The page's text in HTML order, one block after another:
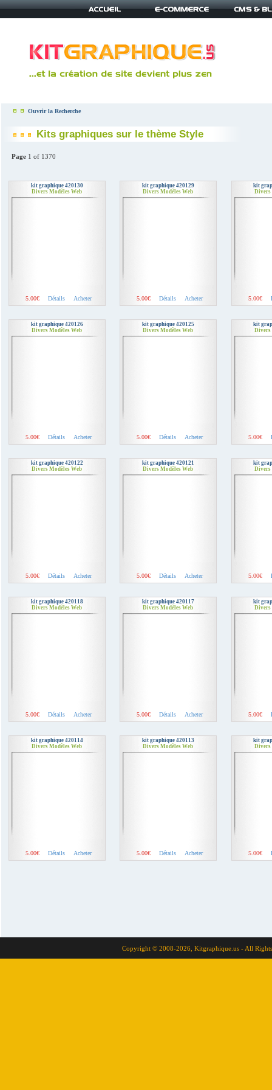
Ouvrir la Recherche
Kits graphiques sur le thème Style
Page 1 of 1370
kit graphique 420130
Divers Modèles Web
5.00€ Détails Acheter
kit graphique 420129
Divers Modèles Web
5.00€ Détails Acheter
kit
Divers
5.00€
kit graphique 420126
Divers Modèles Web
5.00€ Détails Acheter
kit graphique 420125
Divers Modèles Web
5.00€ Détails Acheter
kit
Divers
5.00€
kit graphique 420122
Divers Modèles Web
5.00€ Détails Acheter
kit graphique 420121
Divers Modèles Web
5.00€ Détails Acheter
kit
Divers
5.00€
kit graphique 420118
Divers Modèles Web
5.00€ Détails Acheter
kit graphique 420117
Divers Modèles Web
5.00€ Détails Acheter
kit
Divers
5.00€
kit graphique 420114
Divers Modèles Web
5.00€ Détails Acheter
kit graphique 420113
Divers Modèles Web
5.00€ Détails Acheter
kit
Divers
5.00€
Copyright © 2008-2026, Kitgraphique.us - All